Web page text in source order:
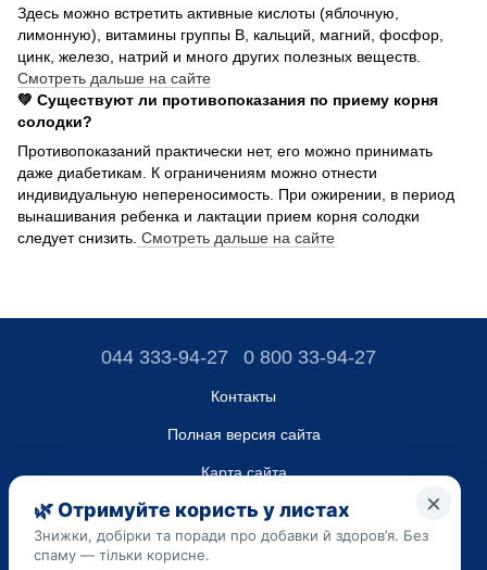
Здесь можно встретить активные кислоты (яблочную,
лимонную), витамины группы В, кальций, магний, фосфор,
цинк, железо, натрий и много других полезных веществ.
Смотреть дальше на сайте
💚 Существуют ли противопоказания по приему корня
солодки?
Противопоказаний практически нет, его можно принимать
даже диабетикам. К ограничениям можно отнести
индивидуальную непереносимость. При ожирении, в период
вынашивания ребенка и лактации прием корня солодки
следует снизить. Смотреть дальше на сайте
044 333-94-27 0 800 33-94-27
Контакты
Полная версия сайта
Карта сайта
ТОВ “ДО ЮА”,
Код ЄДРПОУ 45223262
Дата регистрации 14.09.2023